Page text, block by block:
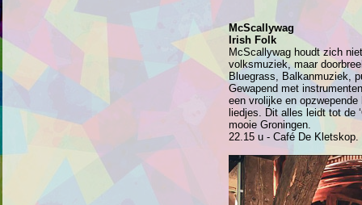
McScallywag
Irish Folk
McScallywag houdt zich
volksmuziek, maar
Bluegrass, Balkanmuziek,
Gewapend met
een vrolijke en
liedjes. Dit alles leidt tot de
mooie Groningen.
22.15 u - Café De Kletskop.